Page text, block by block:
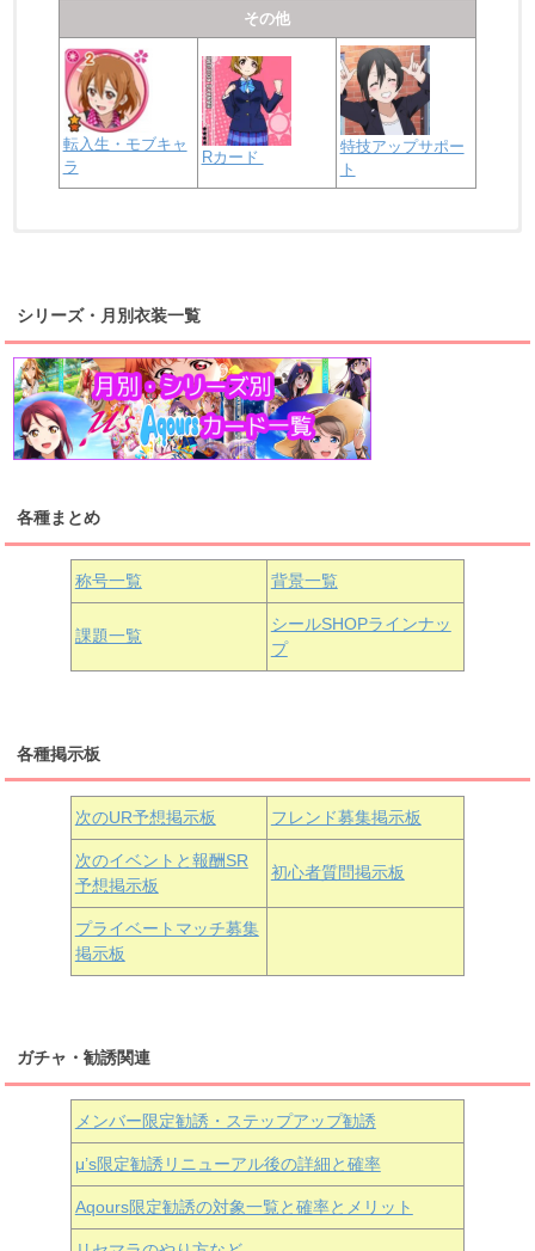
その他
転入生・モブキャ
ラ
Rカード
特技アップサポー
ト
桜内梨子 高海千歌 渡辺曜
浦の星女学院1年生
津島善子 黒澤ルビィ
浦の星女学院3年生
黒澤ダイヤ
上原歩夢 宮下愛 優木せつ菜
虹ヶ咲学園1年生
中須かすみ 天王寺璃奈
朝香果林 近江彼方 エマ・ヴェルデ
シリーズ・月別衣装一覧
各種まとめ
称号一覧 背景一覧
課題一覧
シールSHOPラインナッ
プ
各種掲示板
次のUR予想掲示板 フレンド募集掲示板
次のイベントと報酬SR
予想掲示板
初心者質問掲示板
プライベートマッチ募集
掲示板
ガチャ・勧誘関連
メンバー限定勧誘・ステップアップ勧誘
μ’s限定勧誘リニューアル後の詳細と確率
Aqours限定勧誘の対象一覧と確率とメリット